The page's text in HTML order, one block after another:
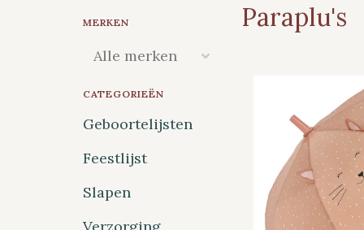
MERKEN
CATEGORIEËN
Geboortelijsten
Feestlijst
Slapen
Paraplu's